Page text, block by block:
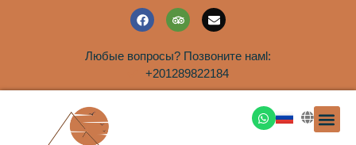
Любые вопросы? Позвоните намl:
+201289822184